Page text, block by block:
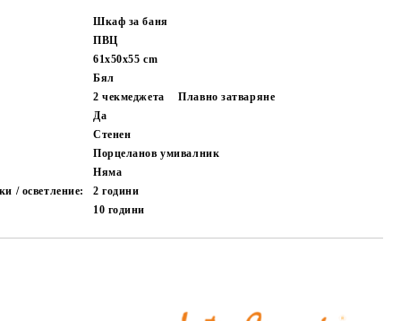
Шкаф за баня
ПВЦ
61х50х55cm
Бял
2 чекмеджета
Плавно затваряне
Да
Стенен
Порцеланов умивалник
Няма
/ осветление:
2 години
10 години